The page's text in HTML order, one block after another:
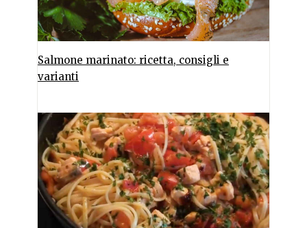
Salmone marinato: ricetta, consigli e
varianti